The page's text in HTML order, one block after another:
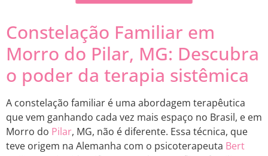
Constelação Familiar em
Morro do Pilar, MG: Descubra
o poder da terapia sistêmica
A constelação familiar é uma abordagem terapêutica
que vem ganhando cada vez mais espaço no Brasil, e em
Morro do Pilar, MG, não é diferente. Essa técnica, que
teve origem na Alemanha com o psicoterapeuta Bert